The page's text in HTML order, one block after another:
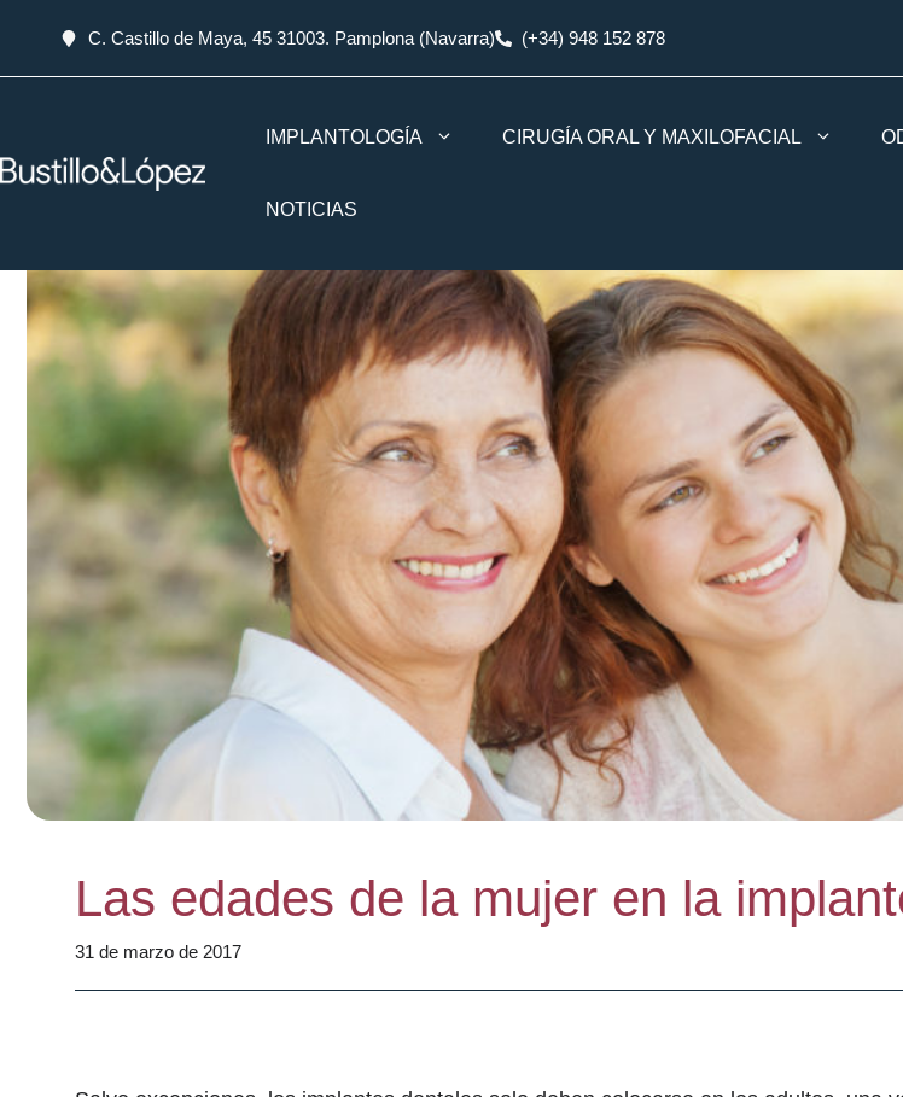
C. Castillo de Maya, 45 31003. Pamplona (Navarra) (+34) 948 152 878
IMPLANTOLOGÍA CIRUGÍA ORAL Y MAXILOFACIAL
NOTICIAS
Las edades de la mujer en la
31 de marzo de 2017